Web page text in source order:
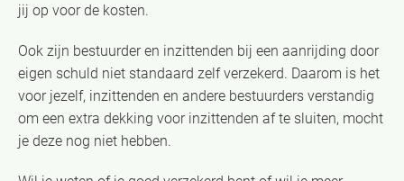
jij op voor de kosten.
Ook zijn bestuurder en inzittenden bij een aanrijding door
eigen schuld niet standaard zelf verzekerd. Daarom is het
voor jezelf, inzittenden en andere bestuurders verstandig
om een extra dekking voor inzittenden af te sluiten, mocht
je deze nog niet hebben.